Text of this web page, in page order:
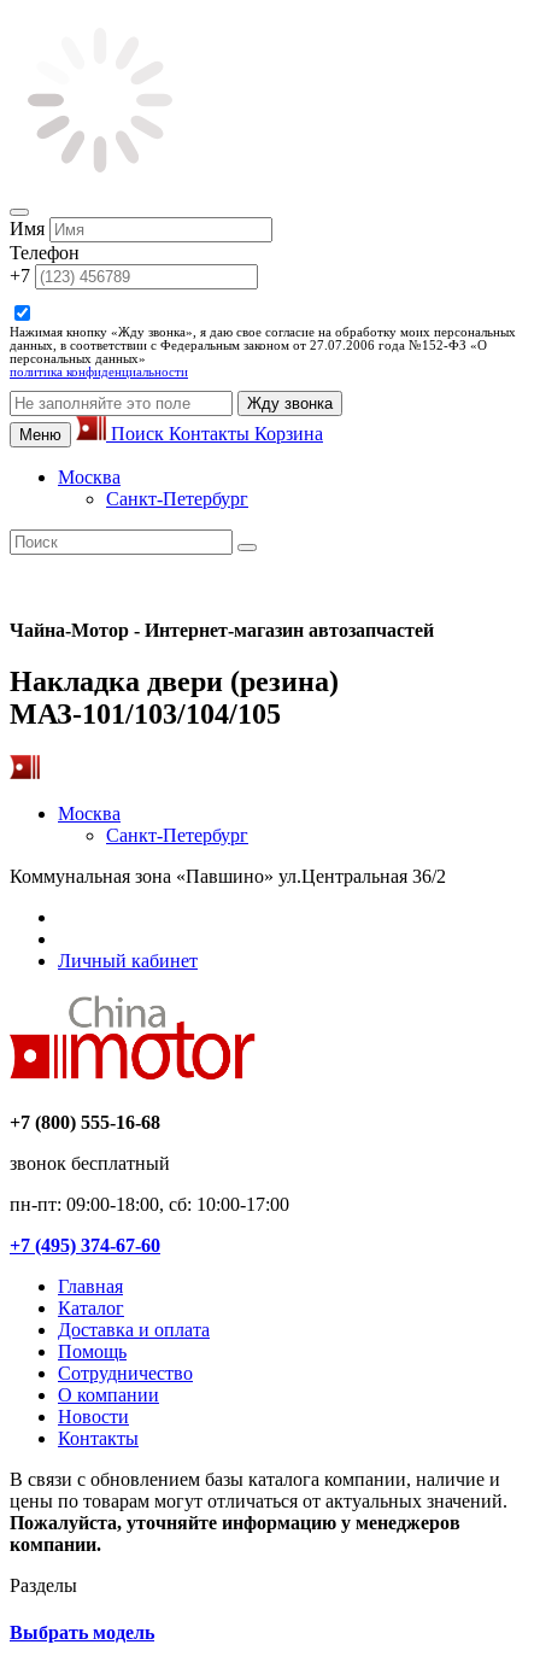
Имя
Телефон
+7
Нажимая кнопку «Жду звонка», я даю свое согласие на обработку моих персональных
данных, в соответствии с Федеральным законом от 27.07.2006 года №152-ФЗ «О
персональных данных»
политика конфиденциальности
Жду звонка
Меню
Поиск Контакты Корзина
Москва
Санкт-Петербург
Чайна-Мотор - Интернет-магазин автозапчастей
Накладка двери (резина)
МАЗ-101/103/104/105
Москва
Санкт-Петербург
Коммунальная зона «Павшино» ул.Центральная 36/2
Личный кабинет
+7 (800) 555-16-68
звонок бесплатный
пн-пт: 09:00-18:00, сб: 10:00-17:00
+7 (495) 374-67-60
Главная
Каталог
Доставка и оплата
Помощь
Сотрудничество
О компании
Новости
Контакты
В связи с обновлением базы каталога компании, наличие и
цены по товарам могут отличаться от актуальных значений.
Пожалуйста, уточняйте информацию у менеджеров
компании.
Разделы
Выбрать модель